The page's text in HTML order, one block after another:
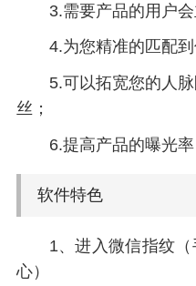
3.需要产品的用户
4.为您精准的匹配到
5.可以拓宽您的人
丝；
6.提高产品的曝光
软件特色
1、进入微信指纹
心）